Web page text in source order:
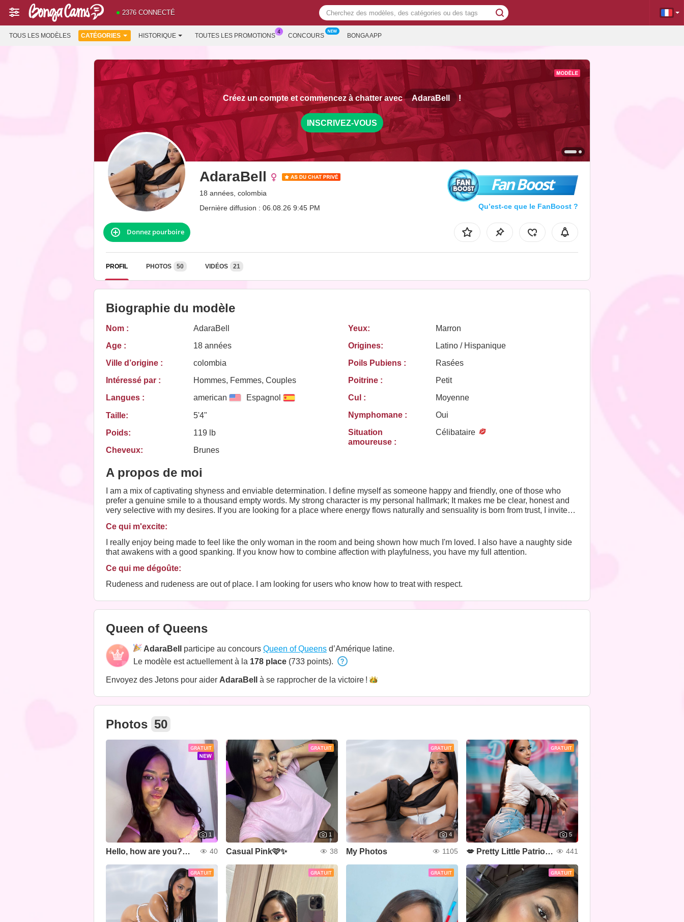
2376 CONNECTÉ
TOUS LES MODÈLES CATÉGORIES HISTORIQUE TOUTES LES PROMOTIONS CONCOURS BONGA APP
Créez un compte et commencez à chatter avec AdaraBell !
INSCRIVEZ-VOUS
AdaraBell
18 années, colombia
Dernière diffusion : 06.08.26 9:45 PM
Fan Boost
Qu’est-ce que le FanBoost ?
Donnez pourboire
PROFIL PHOTOS 50 VIDÉOS 21
Biographie du modèle
Nom :
AdaraBell
Age :
18 années
Ville d’origine :
colombia
Intéressé par :
Hommes, Femmes, Couples
Langues :
american Espagnol
Taille:
5'4"
Poids:
119 lb
Cheveux:
Brunes
Yeux:
Marron
Origines:
Latino / Hispanique
Poils Pubiens :
Rasées
Poitrine :
Petit
Cul :
Moyenne
Nymphomane :
Oui
Situation
amoureuse :
Célibataire
A propos de moi
I am a mix of captivating shyness and enviable determination. I define myself as someone happy and friendly, one of those who
prefer a genuine smile to a thousand empty words. My strong character is my personal hallmark; It makes me be clear, honest and
very selective with my desires. If you are looking for a place where energy flows naturally and sensuality is born from trust, I invite
Ce qui m'excite:
I really enjoy being made to feel like the only woman in the room and being shown how much I'm loved. I also have a naughty side
that awakens with a good spanking. If you know how to combine affection with playfulness, you have my full attention.
Ce qui me dégoûte:
Rudeness and rudeness are out of place. I am looking for users who know how to treat with respect.
Queen of Queens
AdaraBell participe au concours Queen of Queens d’Amérique latine.
Le modèle est actuellement à la 178 place (733 points).
Envoyez des Jetons pour aider AdaraBell à se rapprocher de la victoire !
Photos 50
GRATUIT
1
Hello, how are you?💞🧸 40
GRATUIT
1
Casual Pink🩷✨ 38
GRATUIT
4
My Photos 1105
GRATUIT
5
💋 Pretty Little Patriot 💙❤🤍✨ 441
GRATUIT GRATUIT GRATUIT GRATUIT